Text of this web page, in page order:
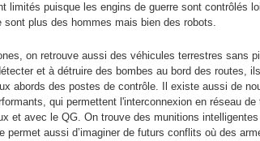
limités puisque les engins de guerre sont contrôlés
sont plus des hommes mais bien des robots.
on retrouve aussi des véhicules terrestres sans
et à détruire des bombes au bord des routes,
abords des postes de contrôle. Il existe aussi de
qui permettent l'interconnexion en réseau
et avec le QG. On trouve des munitions
permet aussi d’imaginer de futurs conflits où des